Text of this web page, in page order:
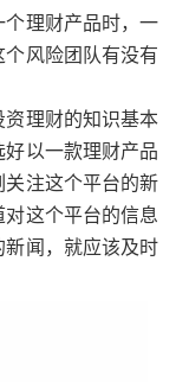
个理财产品时，一
风险团队有没有
资理财的知识基本
好以一款理财产品
关注这个平台的新
这个平台的信息
闻，就应该及时